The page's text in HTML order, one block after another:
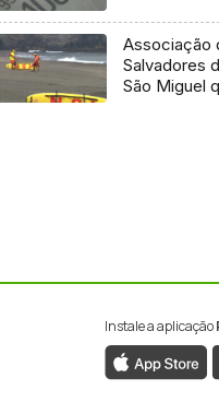
Associação
Salvadores
São Miguel
Instale a aplicação